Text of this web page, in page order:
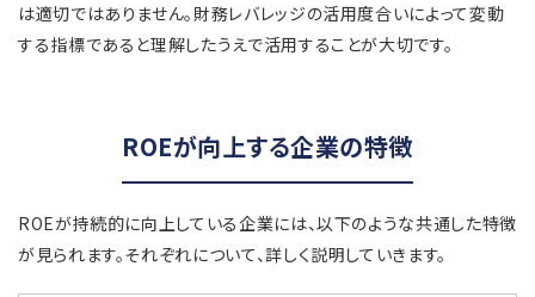
は適切ではありません。財務レバレッジの活用度合いによって変動
する指標であると理解したうえで活用することが大切です。
ROEが向上する企業の特徴
ROEが持続的に向上している企業には、以下のような共通した特徴
が見られます。それぞれについて、詳しく説明していきます。